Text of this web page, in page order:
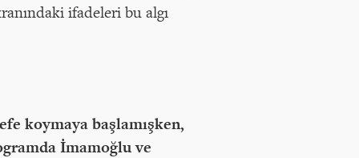
ifadeleri bu algı
koymaya başlamışken,
İmamoğlu ve